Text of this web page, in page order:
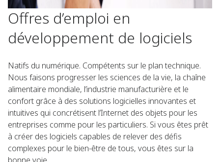
Offres d’emploi en
développement de logiciels
Natifs du numérique. Compétents sur le plan technique.
Nous faisons progresser les sciences de la vie, la chaîne
alimentaire mondiale, l’industrie manufacturière et le
confort grâce à des solutions logicielles innovantes et
intuitives qui concrétisent l’Internet des objets pour les
entreprises comme pour les particuliers. Si vous êtes prêt
à créer des logiciels capables de relever des défis
complexes pour le bien-être de tous, vous êtes sur la